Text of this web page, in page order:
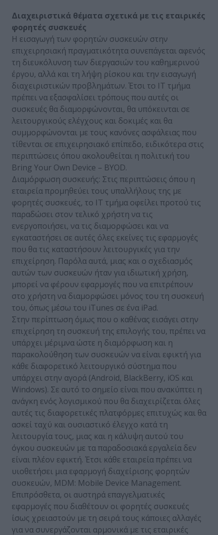
Διαχειριστικά θέματα σχετικά με τις εταιρικές
φορητές συσκευές
Η εισαγωγή των φορητών συσκευών στην
επιχειρησιακή πραγματικότητα συνεπάγεται αφενός
τη διευκόλυνση των διεργασιών του καθημερινού
έργου, αλλά και τη λήψη ρίσκου και την εισαγωγή
διαχειριστικών προβλημάτων. Έτσι το ΙΤ τμήμα
πρέπει να εξασφαλίσει τρόπους που αυτές οι
συσκευές θα διαμορφώνονται, θα υπόκεινται σε
λειτουργικούς ελέγχους και δοκιμές και θα
συμμορφώνονται με τους κανόνες ασφάλειας που
τίθενται σε επιχειρησιακό επίπεδο, ειδικότερα στις
περιπτώσεις όπου ακολουθείται η πολιτική του
Βring Υour Own Device – BYOD.
Διαμόρφωση συσκευής: Στις περιπτώσεις όπου η
εταιρεία προμηθεύει τους υπαλλήλους της με
φορητές συσκευές, το ΙΤ τμήμα οφείλει προτού τις
παραδώσει στον τελικό χρήστη να τις
ενεργοποιήσει, να τις διαμορφώσει και να
εγκαταστήσει σε αυτές όλες εκείνες τις εφαρμογές
που θα τις καταστήσουν λειτουργικές για την
επιχείρηση. Παρόλα αυτά, μιας και ο σχεδιασμός
αυτών των συσκευών ήταν για ιδιωτική χρήση,
μπορεί να φέρουν εφαρμογές που να επιτρέπουν
στο χρήστη να διαμορφώσει μόνος του τη συσκευή
του, όπως μέσω του iTunes σε ένα iPad.
Στην περίπτωση όμως που ο καθένας εισάγει στην
επιχείρηση τη συσκευή της επιλογής του, πρέπει να
υπάρχει μέριμνα ώστε η διαμόρφωση και η
παρακολούθηση των συσκευών να είναι εφικτή για
κάθε διαφορετικό λειτουργικό σύστημα που
υπάρχει στην αγορά (Android, BlackBerry, iOS και
Windows). Σε αυτό το σημείο είναι που ανακύπτει η
ανάγκη ενός λογισμικού που θα διαχειρίζεται όλες
αυτές τις διαφορετικές πλατφόρμες επιτυχώς και θα
ασκεί ταχύ και ουσιαστικό έλεγχο κατά τη
λειτουργία τους, μιας και η κάλυψη αυτού του
όγκου συσκευών με τα παραδοσιακά εργαλεία δεν
είναι πλέον εφικτή. Έτσι κάθε εταιρεία πρέπει να
υιοθετήσει μια εφαρμογή διαχείρισης φορητών
συσκευών, MDM: Mobile Device Management.
Επιπρόσθετα, οι αυστηρά επαγγελματικές
εφαρμογές που διαθέτουν οι φορητές συσκευές
ίσως χρειαστούν με τη σειρά τους κάποιες αλλαγές
για να συνεργάζονται αρμονικά με τις εταιρικές